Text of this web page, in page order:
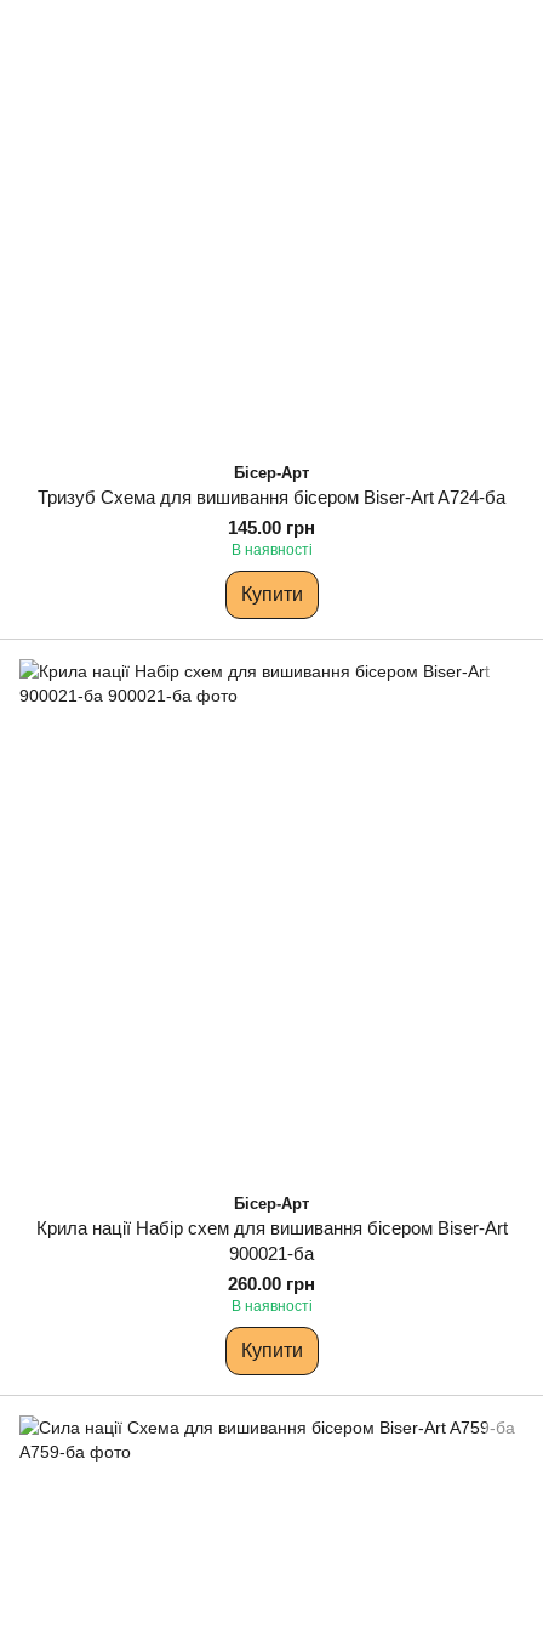
Бісер-Арт
Тризуб Схема для вишивання бісером Biser-Art A724-ба
145.00 грн
В наявності
Купити
Бісер-Арт
Крила нації Набір схем для вишивання бісером Biser-Art
900021-ба
260.00 грн
В наявності
Купити